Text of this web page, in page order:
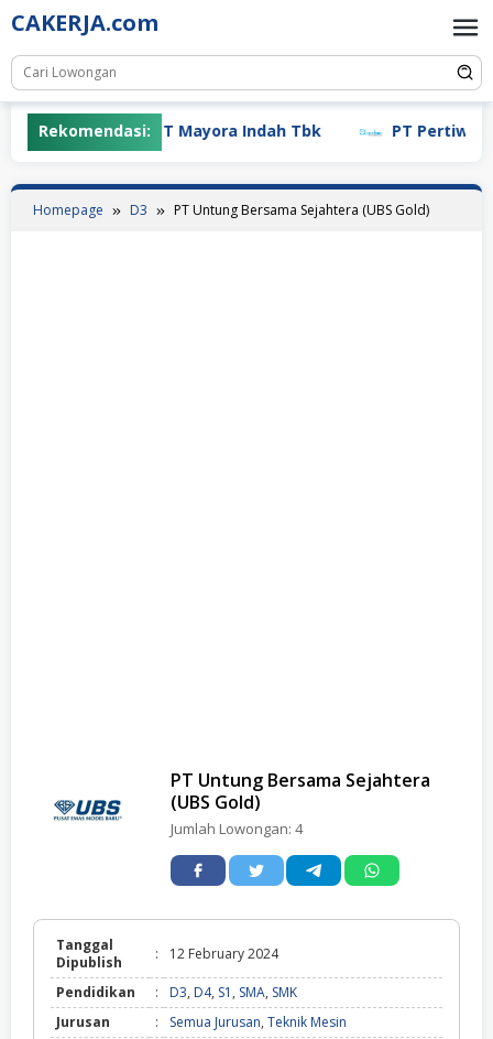
Skip
to
content
CAKERJA.com
Rekomendasi:PT Mayora Indah Tbk PT Pertiwi
Homepage D3 PT Untung Bersama Sejahtera (UBS Gold)
PT Untung Bersama Sejahtera
(UBS Gold)
Jumlah Lowongan: 4
Tanggal
Dipublish
: 12 February 2024
Pendidikan : D3, D4, S1 , SMA, SMK
Jurusan
: Semua Jurusan, Teknik Mesin